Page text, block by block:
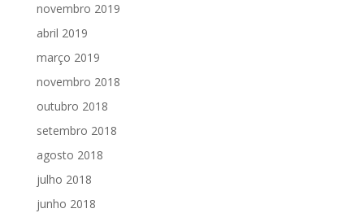
novembro 2019
abril 2019
março 2019
novembro 2018
outubro 2018
setembro 2018
agosto 2018
julho 2018
junho 2018